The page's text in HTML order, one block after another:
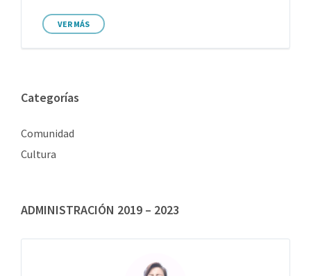
VER MÁS
Categorías
Comunidad
Cultura
ADMINISTRACIÓN 2019 – 2023